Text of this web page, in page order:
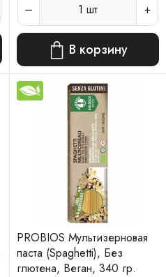
1 шт
В корзину
PROBIOS Мультизерновая
паста (Spaghetti), Без
глютена, Веган, 340 гр.